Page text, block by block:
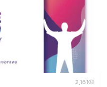
ะฟันธงความเปลี่ยนแปลงที่
ภคเองก็อาจไม่สามารถมอง
ก็ตาม พวกเราทุกคนในช่วง
ต่ได้เผชิญสภาวะวิกฤตที่เรา
ะเวลากว่า 2 เดือนแล้ว เรา
พอที่เราจะเรียนรู้ผลกระทบ
ข้ามาในชีวิตเรา และพอจะ
2,161